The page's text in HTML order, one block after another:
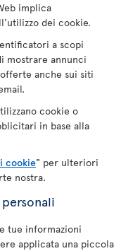
implica
dei cookie.
a scopi
mostrare annunci
anche sui siti
cookie o
in base alla
cookie" per ulteriori
nostra.
tue informazioni
applicata una piccola